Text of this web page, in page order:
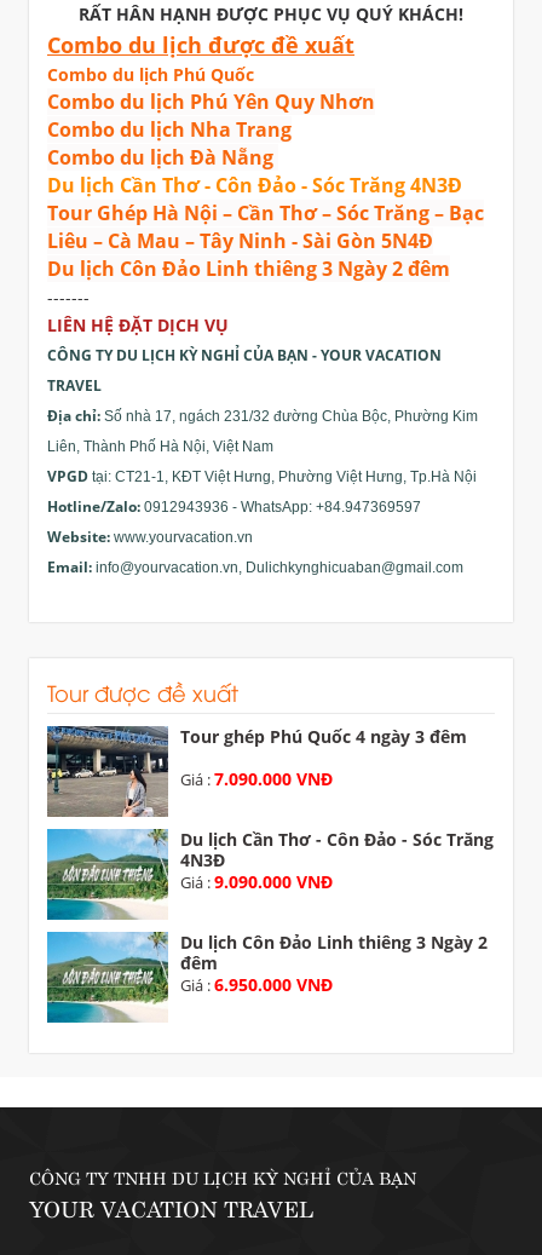
RẤT HÂN HẠNH ĐƯỢC PHỤC VỤ QUÝ KHÁCH!
Combo du lịch được đề xuất
Combo du lịch Phú Quốc
Combo du lịch Phú Yên Quy Nhơn
Combo du lịch Nha Trang
Combo du lịch Đà Nẵng
Du lịch Cần Thơ - Côn Đảo - Sóc Trăng 4N3Đ
Tour Ghép Hà Nội – Cần Thơ – Sóc Trăng – Bạc
Liêu – Cà Mau – Tây Ninh - Sài Gòn 5N4Đ
Du lịch Côn Đảo Linh thiêng 3 Ngày 2 đêm
-------
LIÊN HỆ ĐẶT DỊCH VỤ
CÔNG TY DU LỊCH KỲ NGHỈ CỦA BẠN - YOUR VACATION
TRAVEL
Địa chỉ: Số nhà 17, ngách 231/32 đường Chùa Bộc, Phường Kim
Liên, Thành Phố Hà Nội, Việt Nam
VPGD tại: CT21-1, KĐT Việt Hưng, Phường Việt Hưng, Tp.Hà Nội
Hotline/Zalo: 0912943936 - WhatsApp: +84.947369597
Website: www.yourvacation.vn
Email: info@yourvacation.vn Dulichkynghicuaban@gmail.com
Tour được đề xuất
Tour ghép Phú Quốc 4 ngày 3 đêm
Giá :7.090.000 VNĐ
Du lịch Cần Thơ - Côn Đảo - Sóc Trăng
4N3Đ
Giá :9.090.000 VNĐ
Du lịch Côn Đảo Linh thiêng 3 Ngày 2
đêm
Giá :6.950.000 VNĐ
CÔNG TY TNHH DU LỊCH KỲ NGHỈ CỦA BẠN
YOUR VACATION TRAVEL